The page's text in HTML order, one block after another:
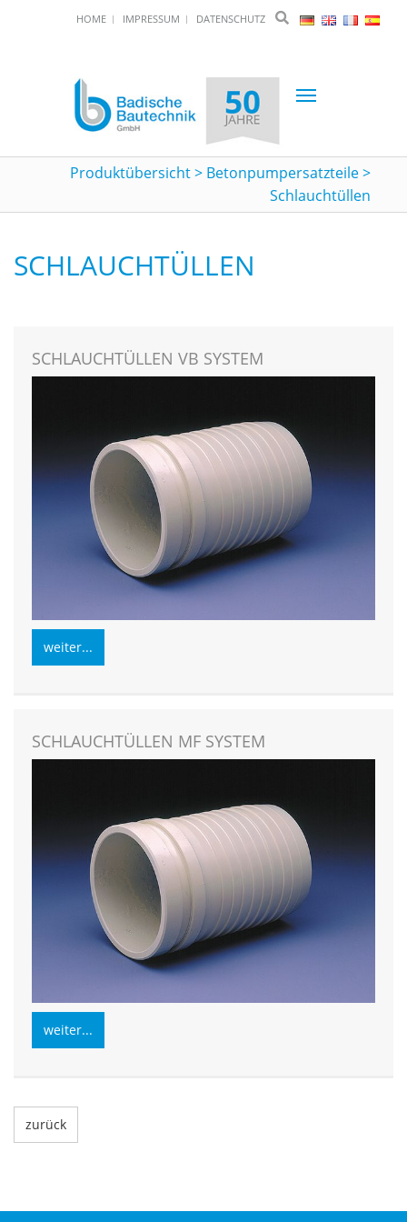
HOME IMPRESSUM DATENSCHUTZ
Toggle
Produktübersicht> Betonpumpersatzteile>
Schlauchtüllen
SCHLAUCHTÜLLEN
SCHLAUCHTÜLLEN VB SYSTEM
weiter...
SCHLAUCHTÜLLEN MF SYSTEM
weiter...
zurück